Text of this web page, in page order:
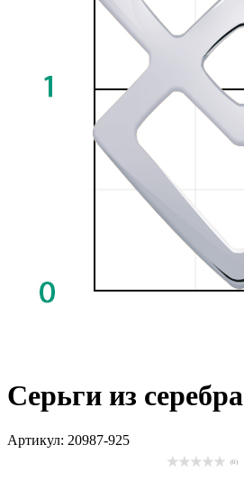
Серьги из серебра
Артикул: 20987-925
(0)